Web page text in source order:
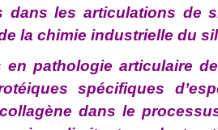
dans les articulations de
la chimie industrielle du
en pathologie articulaire
spécifiques
dans le